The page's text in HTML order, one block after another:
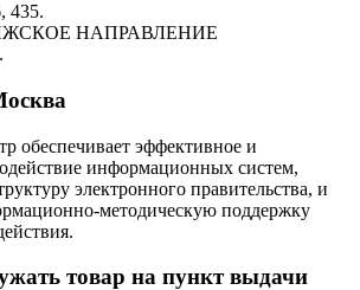
435.
НАПРАВЛЕНИЕ
обеспечивает эффективное и
информационных систем,
электронного правительства, и
методическую поддержку
товар на пункт выдачи